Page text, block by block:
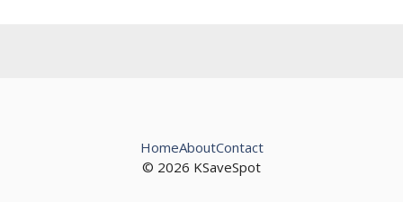
© 2026 KSaveSpot
HomeAboutContact